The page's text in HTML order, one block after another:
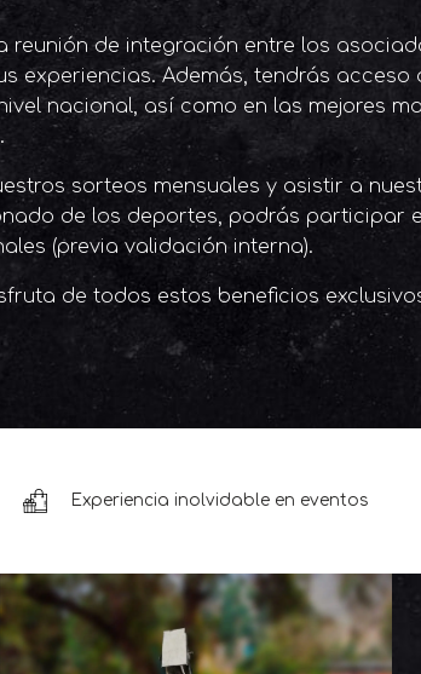
reunión de integración entre los
experiencias. Además, tendrás acceso
nacional, así como en las mejores
sorteos mensuales y asistir a
de los deportes, podrás participar
(previa validación interna).
de todos estos beneficios
Experiencia inolvidable en eventos